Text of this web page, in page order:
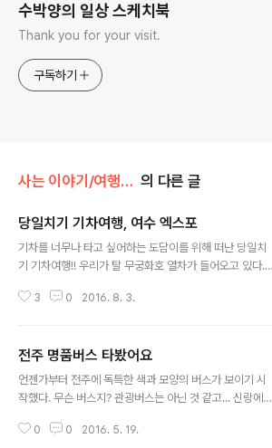
수박양의 일상 스케치북
Thank you for your visit.
구독하기
사는 이야기/여행...나들이... 의 다른 글
당일치기 기차여행, 여수 엑스포
기차를 너무나 타고 싶어하는 도담이를 위해 떠난 당일치
기 기차여행!! 우리가 탈 무궁화호 열차가 들어오고 있다.
ㅋㅋ 무궁화호를 타고 도착한 곳은 여수 엑스포^^ 아빠가
에 여수 엑스포 박람회장이 보인다. 그냥 길만 건너면 된다
는... ㅋ 마침 업사이클링 페스티벌 기간이어서 쓰레기를 재
활용해서 만든 여러 작품들이 전시되어 있었다. 입장료도
아니라 직접 뽀로로 시소도 타보고 냄비, 생수병, 여행가
3 0 2016. 8. 3.
전주 명품버스 타봤어요
언젠가부터 전주에 독특한 색과 모양의 버스가 보이기 시
작했다. 무슨 버스지? 관광버스는 아닌 것 같고... 신랑에게
했다. 전주 빨간버스로 검색하니 죽~ 나오더라. 명품버스
0 0 2016. 5. 19.